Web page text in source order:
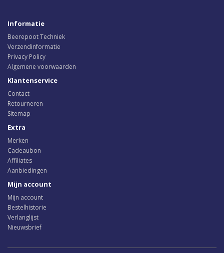
Informatie
Beerepoot Techniek
Verzendinformatie
Privacy Policy
Algemene voorwaarden
Klantenservice
Contact
Retourneren
Sitemap
Extra
Merken
Cadeaubon
Affiliates
Aanbiedingen
Mijn account
Mijn account
Bestelhistorie
Verlanglijst
Nieuwsbrief